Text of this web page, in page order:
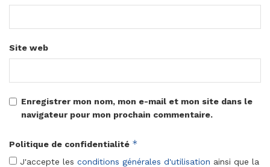
Site web
Enregistrer mon nom, mon e-mail et mon site dans le
navigateur pour mon prochain commentaire.
Politique de confidentialité *
J'accepte les conditions générales d'utilisation ainsi que la